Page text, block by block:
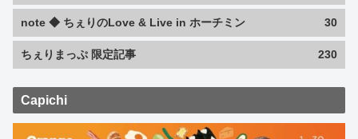
note ◆ ちぇりのLove & Live in ホーチミン 30
ちぇりまっぷ 限定記事 230
Capichi